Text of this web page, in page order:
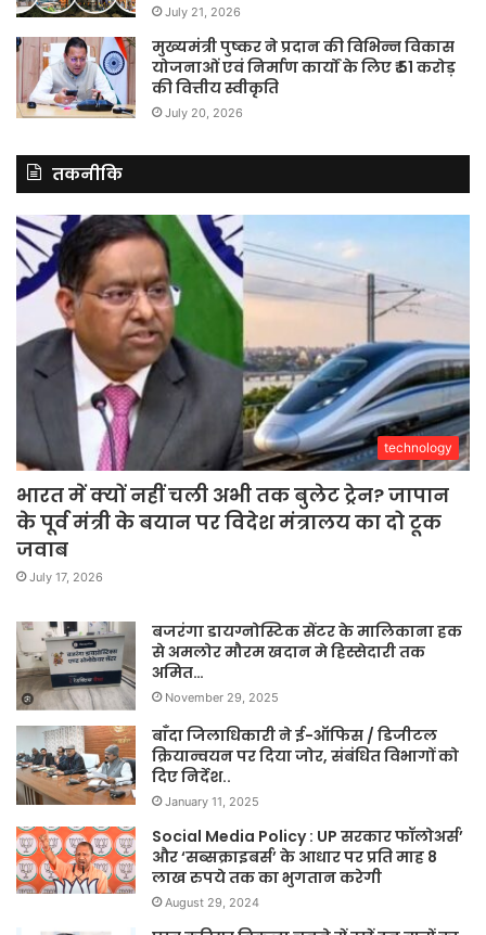
July 21, 2026
मुख्यमंत्री पुष्कर ने प्रदान की विभिन्न विकास
योजनाओं एवं निर्माण कार्यों के लिए ₹ 51 करोड़
की वित्तीय स्वीकृति
July 20, 2026
तकनीकि
technology
भारत में क्यों नहीं चली अभी तक बुलेट ट्रेन? जापान
के पूर्व मंत्री के बयान पर विदेश मंत्रालय का दो टूक
जवाब
July 17, 2026
बजरंगा डायग्नोस्टिक सेंटर के मालिकाना हक
से अमलोर मौरम खदान मे हिस्सेदारी तक
अमित…
November 29, 2025
बाँदा जिलाधिकारी ने ई-ऑफिस / डिजीटल
क्रियान्वयन पर दिया जोर, संबंधित विभागों को
दिए निर्देश..
January 11, 2025
Social Media Policy : UP सरकार फॉलोअर्स’
और ‘सब्सक्राइबर्स’ के आधार पर प्रति माह 8
लाख रुपये तक का भुगतान करेगी
August 29, 2024